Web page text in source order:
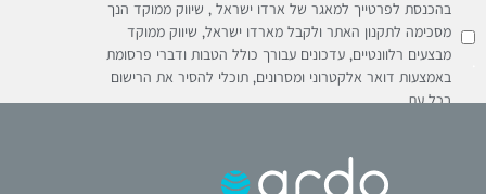
בהכנסת לפרטייך למאגר של ארדו ישראל , שיווק ממוקד הנך
מסכימה לתקנון האתר ולקבל מארדו ישראל, שיווק ממוקד
מבצעים רלוונטיים, עדכונים עבורך כולל הטבות ודברי פרסומת
באמצעות דואר אלקטרוני ומסרונים, תוכלי להסיר את הרישום
בכל עת